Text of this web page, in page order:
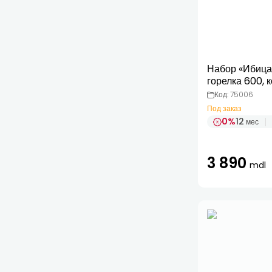
Набор
горелка 600,
3 усиленных
сковорода 70
Код: 75006
Под заказ
0%12 мес
3 890 mdl